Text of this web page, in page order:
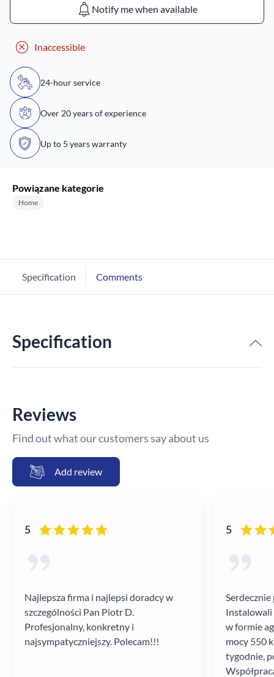
Notify me when available
Inaccessible
24-hour service
Over 20 years of experience
Up to 5 years warranty
Powiązane kategorie
Home
Specification Comments
Specification
Reviews
Find out what our customers say about us
Add review
5
Najlepsza firma i najlepsi doradcy w
szczególności Pan Piotr D.
Profesjonalny, konkretny i
najsympatyczniejszy. Polecam!!!
5
Instalowali
w formie
mocy 550
tygodnie,